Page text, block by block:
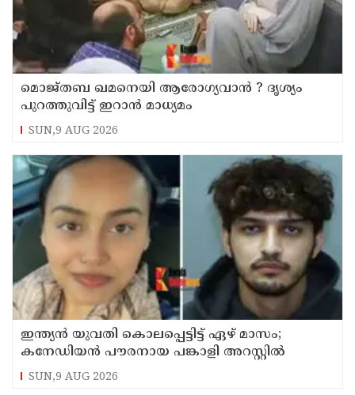
മൊജ്തബ ഖമനെയി ആരോഗ്യവാന്‍ ? ദൃശ്യം
പുറത്തുവിട്ട് ഇറാന്‍ മാധ്യമം
SUN,9 AUG 2026
ഇന്ത്യന്‍ യുവതി കൊലപ്പെട്ടിട്ട് ഏഴ് മാസം;
കനേഡിയന്‍ പൗരനായ പങ്കാളി അറസ്റ്റില്‍
SUN,9 AUG 2026